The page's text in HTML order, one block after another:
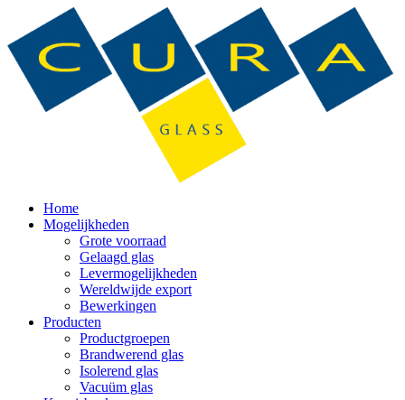
Home
Mogelijkheden
Grote voorraad
Gelaagd glas
Levermogelijkheden
Wereldwijde export
Bewerkingen
Producten
Productgroepen
Brandwerend glas
Isolerend glas
Vacuüm glas